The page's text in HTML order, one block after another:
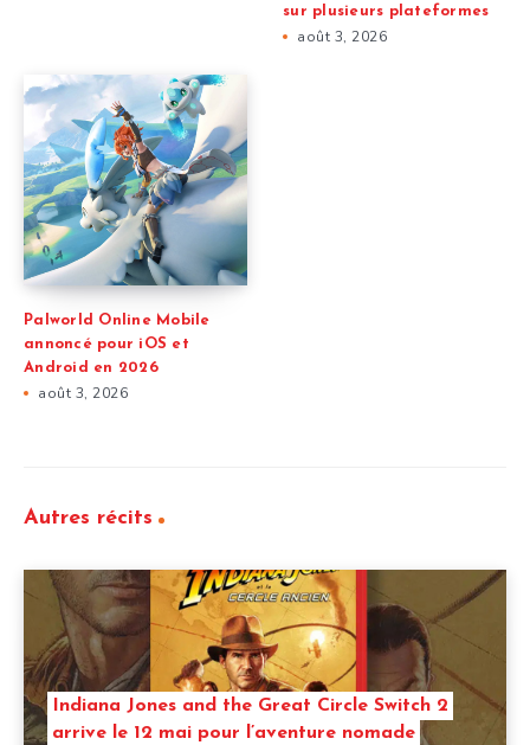
sur plusieurs plateformes
août 3, 2026
Palworld Online Mobile
annoncé pour iOS et
Android en 2026
août 3, 2026
Autres récits
Indiana Jones and the Great Circle Switch 2
arrive le 12 mai pour l’aventure nomade